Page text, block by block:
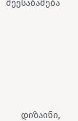
დიზაინი,